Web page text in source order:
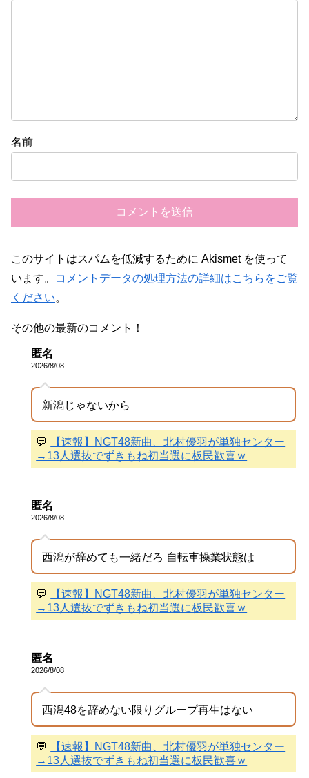
名前
このサイトはスパムを低減するために Akismet を使って
います。
コメントデータの処理方法の詳細はこちらをご覧
ください。
その他の最新のコメント！
匿名
2026/8/08
新潟じゃないから
💬
【速報】NGT48新曲、北村優羽が単独センター
→13人選抜でずきもね初当選に板民歓喜ｗ
匿名
2026/8/08
西潟が辞めても一緒だろ 自転車操業状態は
💬
【速報】NGT48新曲、北村優羽が単独センター
→13人選抜でずきもね初当選に板民歓喜ｗ
匿名
2026/8/08
西潟48を辞めない限りグループ再生はない
💬
【速報】NGT48新曲、北村優羽が単独センター
→13人選抜でずきもね初当選に板民歓喜ｗ